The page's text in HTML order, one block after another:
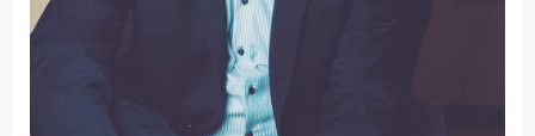
Gleichstellungsbüro